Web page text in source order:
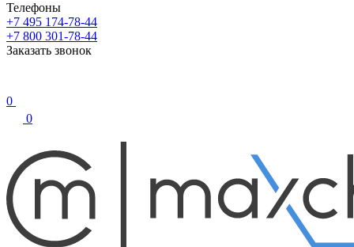
Телефоны
+7 495 174-78-44
+7 800 301-78-44
Заказать звонок
0
0